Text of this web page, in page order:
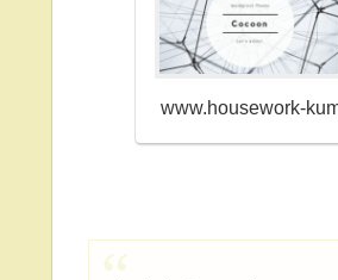
www.housework-